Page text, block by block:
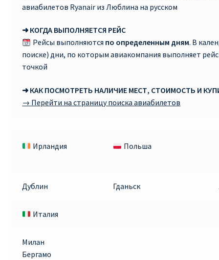
авиабилетов Ryanair из Люблина на русском
➜ КОГДА ВЫПОЛНЯЕТСЯ РЕЙС
Рейсы выполняются по определенным дням. В
поиске) дни, по которым авиакомпания выполняет
точкой
➜ КАК ПОСМОТРЕТЬ НАЛИЧИЕ МЕСТ, СТОИМОСТЬ И
→ Перейти на страницу поиска авиабилетов
Ирландия
Польша
Дублин Гданьск
Италия
Милан
Бергамо